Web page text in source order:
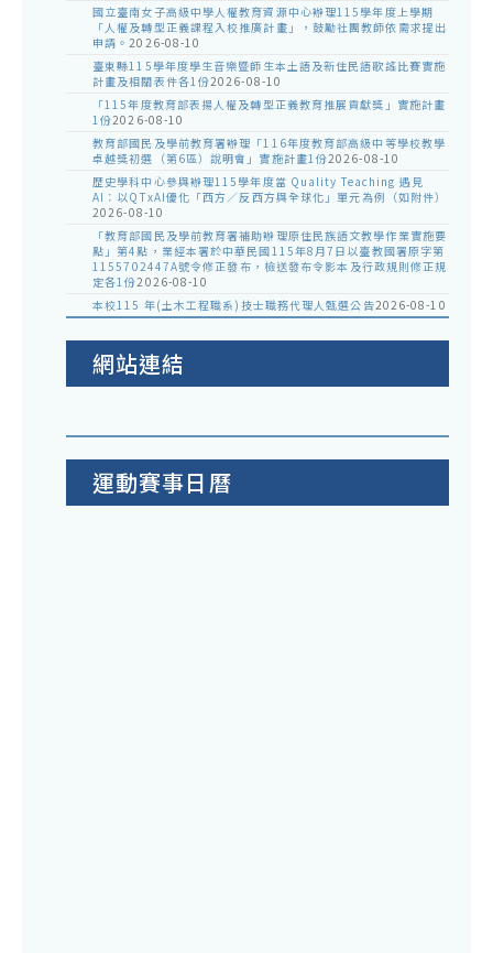
國立臺南女子高級中學人權教育資源中心辦理115學年度上學期
「人權及轉型正義課程入校推廣計畫」，鼓勵社團教師依需求提出
申請。2026-08-10
臺東縣115學年度學生音樂暨師生本土語及新住民語歌謠比賽實施
計畫及相關表件各1份2026-08-10
「115年度教育部表揚人權及轉型正義教育推展貢獻獎」實施計畫
1份2026-08-10
教育部國民及學前教育署辦理「116年度教育部高級中等學校教學
卓越獎初選（第6區）說明會」實施計畫1份2026-08-10
歷史學科中心參與辦理115學年度當 Quality Teaching 遇見
AI：以QTxAI優化「西方／反西方與全球化」單元為例（如附件）
2026-08-10
「教育部國民及學前教育署補助辦理原住民族語文教學作業實施要
點」第4點，業經本署於中華民國115年8月7日以臺教國署原字第
1155702447A號令修正發布，檢送發布令影本及行政規則修正規
定各1份2026-08-10
本校115 年(土木工程職系)技士職務代理人甄選公告2026-08-10
網站連結
運動賽事日曆